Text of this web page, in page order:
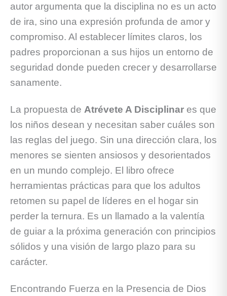
autor argumenta que la disciplina no es un acto
de ira, sino una expresión profunda de amor y
compromiso. Al establecer límites claros, los
padres proporcionan a sus hijos un entorno de
seguridad donde pueden crecer y desarrollarse
sanamente.
La propuesta de Atrévete A Disciplinar es que
los niños desean y necesitan saber cuáles son
las reglas del juego. Sin una dirección clara, los
menores se sienten ansiosos y desorientados
en un mundo complejo. El libro ofrece
herramientas prácticas para que los adultos
retomen su papel de líderes en el hogar sin
perder la ternura. Es un llamado a la valentía
de guiar a la próxima generación con principios
sólidos y una visión de largo plazo para su
carácter.
Encontrando Fuerza en la Presencia de Dios